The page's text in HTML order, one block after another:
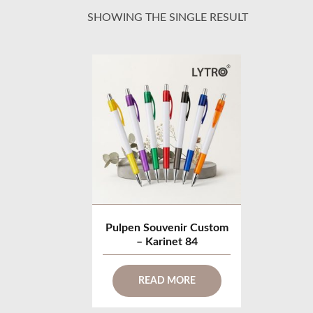
SHOWING THE SINGLE RESULT
Pulpen Souvenir Custom
– Karinet 84
READ MORE